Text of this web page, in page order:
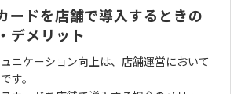
ードを店舗で導入するときの
デメリット
ニケーション向上は、店舗運営において
す。